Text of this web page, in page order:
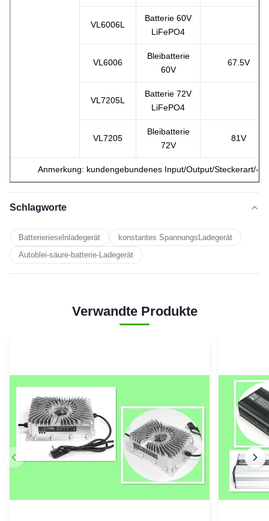
VL6006L
Batterie 60V
LiFePO4
VL6006
Bleibatterie
60V
67.5V
VL7205L
Batterie 72V
LiFePO4
VL7205
Bleibatterie
72V
81V
Anmerkung: kundengebundenes Input/Output/Steckerart/-
Schlagworte
Batterierieselnladegerät
konstantes SpannungsLadegerät
Autoblei-säure-batterie-Ladegerät
Verwandte Produkte